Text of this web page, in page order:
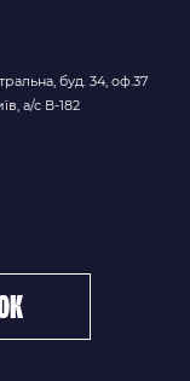
буд. 34, оф.37
а/с В-182